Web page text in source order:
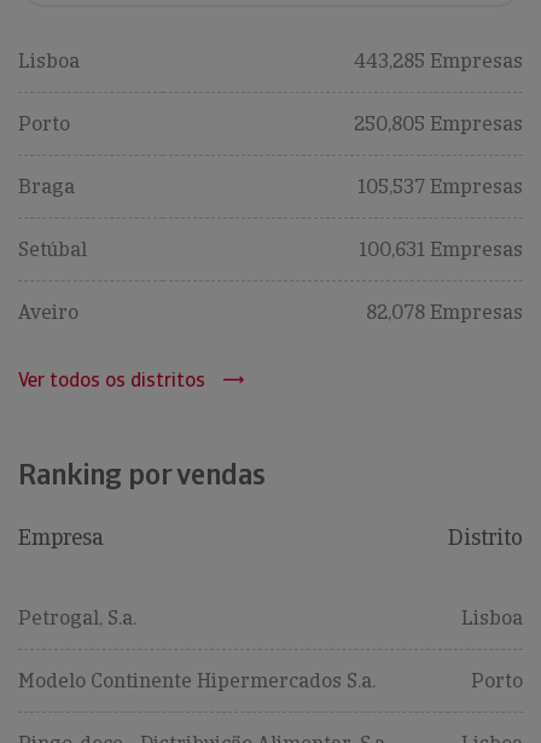
Lisboa 443,285 Empresas
Porto 250,805 Empresas
Braga 105,537 Empresas
Setúbal 100,631 Empresas
Aveiro 82,078 Empresas
Ver todos os distritos
Ranking por vendas
Empresa Distrito
Petrogal, S.a. Lisboa
Modelo Continente Hipermercados S.a. Porto